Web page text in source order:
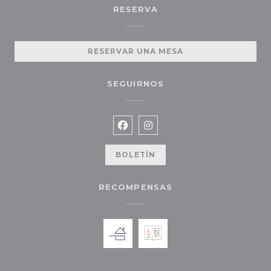
RESERVA
RESERVAR UNA MESA
SEGUIRNOS
Facebook ((abre en una
Instagram ((abre en una
BOLETÍN
RECOMPENSAS